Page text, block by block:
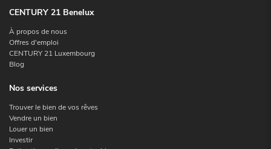
CENTURY 21 Benelux
À propos de nous
Offres d'emploi
CENTURY 21 Luxembourg
Blog
Nos services
Trouver le bien de vos rêves
Vendre un bien
Louer un bien
Investir